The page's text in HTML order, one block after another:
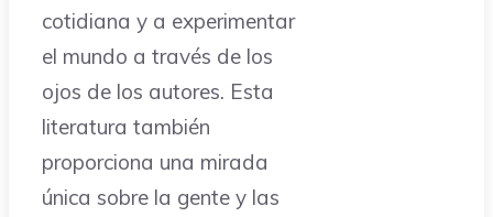
cotidiana y a experimentar
el mundo a través de los
ojos de los autores. Esta
literatura también
proporciona una mirada
única sobre la gente y las